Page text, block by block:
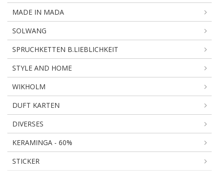
MADE IN MADA
SOLWANG
SPRUCHKETTEN B.LIEBLICHKEIT
STYLE AND HOME
WIKHOLM
DUFT KARTEN
DIVERSES
KERAMINGA - 60%
STICKER